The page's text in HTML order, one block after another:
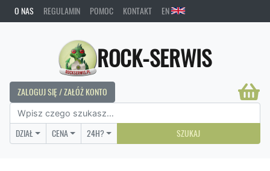
O NAS REGULAMIN POMOC KONTAKT EN
ROCK-SERWIS
ZALOGUJ SIĘ / ZAŁÓŻ KONTO
DZIAŁ CENA 24H? SZUKAJ